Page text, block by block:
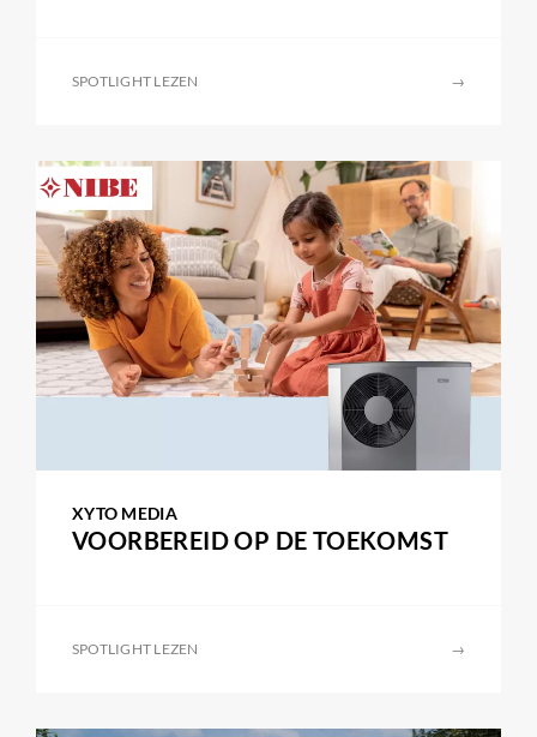
SPOTLIGHT LEZEN →
XYTO MEDIA
VOORBEREID OP DE TOEKOMST
SPOTLIGHT LEZEN →